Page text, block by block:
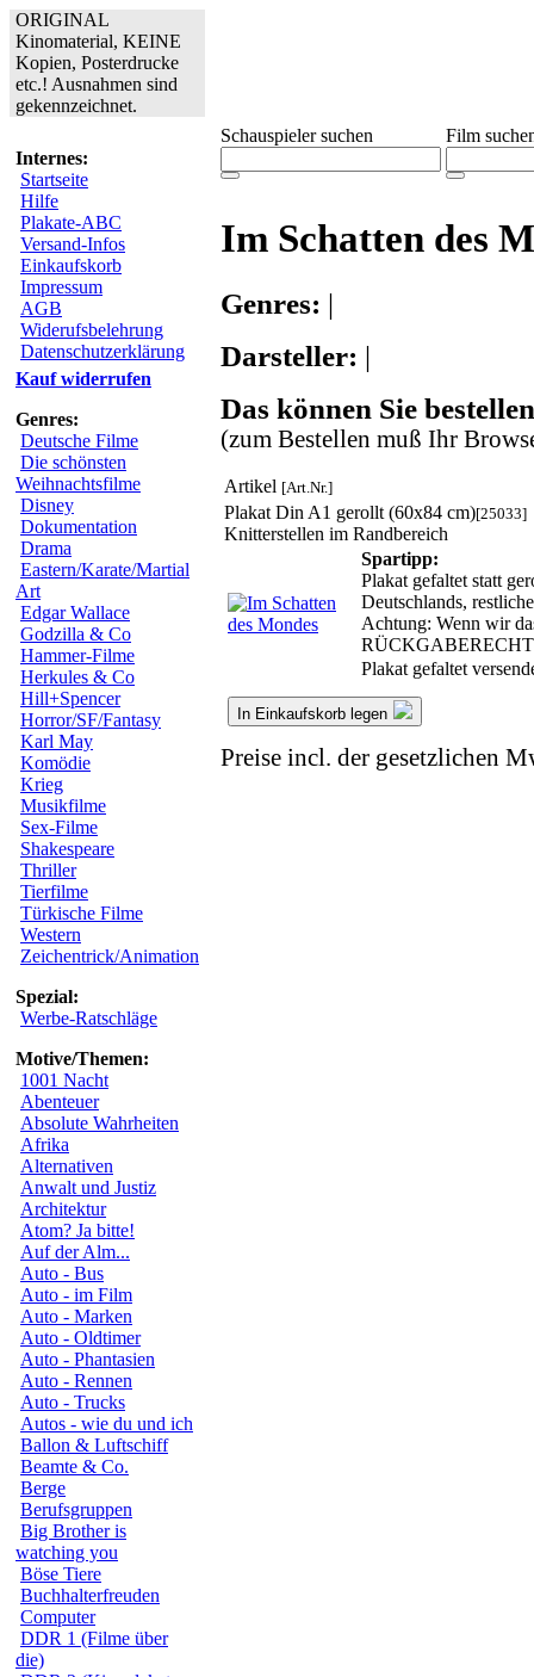
ORIGINAL
Kinomaterial, KEINE
Kopien, Posterdrucke
etc.! Ausnahmen sind
gekennzeichnet.
Internes:
Startseite
Hilfe
Plakate-ABC
Versand-Infos
Einkaufskorb
Impressum
AGB
Widerufsbelehrung
Datenschutzerklärung
Kauf widerrufen
Genres:
Deutsche Filme
Die schönsten
Weihnachtsfilme
Disney
Dokumentation
Drama
Eastern/Karate/Martial
Art
Edgar Wallace
Godzilla & Co
Hammer-Filme
Herkules & Co
Hill+Spencer
Horror/SF/Fantasy
Karl May
Komödie
Krieg
Musikfilme
Sex-Filme
Shakespeare
Thriller
Tierfilme
Türkische Filme
Western
Zeichentrick/Animation
Spezial:
Werbe-Ratschläge
Motive/Themen:
1001 Nacht
Abenteuer
Absolute Wahrheiten
Afrika
Alternativen
Anwalt und Justiz
Architektur
Atom? Ja bitte!
Auf der Alm...
Auto - Bus
Auto - im Film
Auto - Marken
Auto - Oldtimer
Auto - Phantasien
Auto - Rennen
Auto - Trucks
Autos - wie du und ich
Ballon & Luftschiff
Beamte & Co.
Berge
Berufsgruppen
Big Brother is
watching you
Böse Tiere
Buchhalterfreuden
Computer
DDR 1 (Filme über
die)
Schauspieler suchen Film
Im Schatten des
Genres: |
Darsteller: |
Das können Sie
(zum Bestellen muß Ihr
Artikel [Art.Nr.]
Plakat Din A1 gerollt (60x84 cm)[25033]
Knitterstellen im Randbereich
Spartipp:
Plakat gefaltet statt
Deutschlands,
Achtung: Wenn wir
Plakat gefaltet
In Einkaufskorb legen
Preise incl. der gesetzlichen